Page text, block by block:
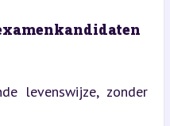
levenswijze, zonder